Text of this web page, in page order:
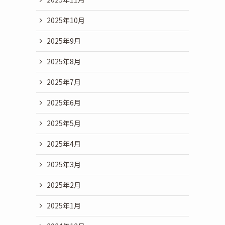
2025年10月
2025年9月
2025年8月
2025年7月
2025年6月
2025年5月
2025年4月
2025年3月
2025年2月
2025年1月